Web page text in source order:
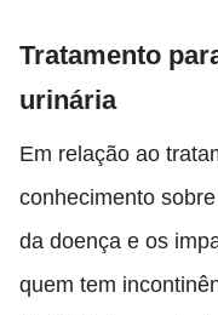
Tratamento
urinária
Em relação ao
conhecimento
da doença e os
quem tem